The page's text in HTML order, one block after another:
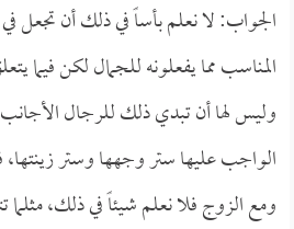
الجواب: لا نعلم بأساً في ذلك أن تجعل
المناسب مما يفعلونه للجمال لكن فيما
وليس لها أن تبدي ذلك للرجال
الواجب عليها ستر وجهها وستر زينتها،
ومع الزوج فلا نعلم شيئاً في ذلك، مثلما